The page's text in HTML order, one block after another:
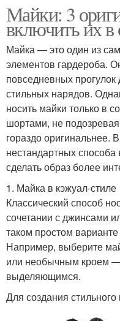
Майки: 3
включить их в
Майка — это один из
элементов гардероба.
повседневных
стильных нарядов.
носить майки только в
шортами, не
гораздо оригинальнее.
нестандартных
сделать образ более
1. Майка в кэжуал-стиле
Классический способ
сочетании с джинсами
таком простом
Например, выберите
или необычным кроем —
выделяющимся.
Для создания